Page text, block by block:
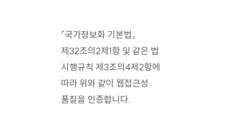
「국가정보화 기본법」
제32조의2제1항 및 같은 법
시행규칙 제3조의4제2항에
따라 위와 같이 웹접근성
품질을 인증합니다.